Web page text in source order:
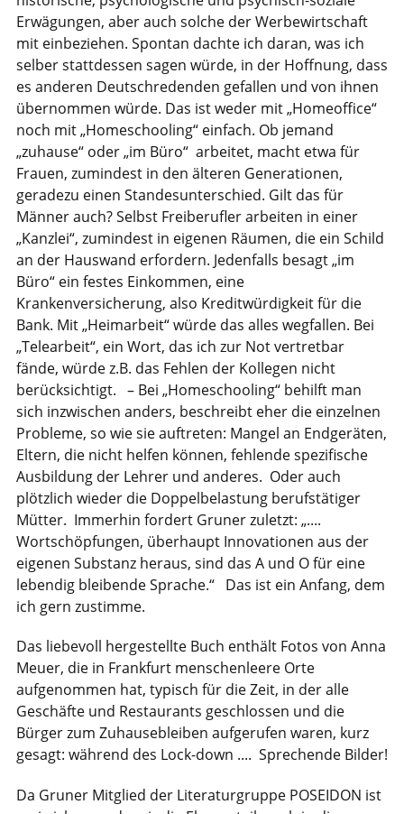
Erwägungen, aber auch solche der Werbewirtschaft
mit einbeziehen. Spontan dachte ich daran, was ich
selber stattdessen sagen würde, in der Hoffnung, dass
es anderen Deutschredenden gefallen und von ihnen
übernommen würde. Das ist weder mit „Homeoffice“
noch mit „Homeschooling“ einfach. Ob jemand
„zuhause“ oder „im Büro“ arbeitet, macht etwa für
Frauen, zumindest in den älteren Generationen,
geradezu einen Standesunterschied. Gilt das für
Männer auch? Selbst Freiberufler arbeiten in einer
„Kanzlei“, zumindest in eigenen Räumen, die ein Schild
an der Hauswand erfordern. Jedenfalls besagt „im
Büro“ ein festes Einkommen, eine
Krankenversicherung, also Kreditwürdigkeit für die
Bank. Mit „Heimarbeit“ würde das alles wegfallen. Bei
„Telearbeit“, ein Wort, das ich zur Not vertretbar
fände, würde z.B. das Fehlen der Kollegen nicht
berücksichtigt. – Bei „Homeschooling“ behilft man
sich inzwischen anders, beschreibt eher die einzelnen
Probleme, so wie sie auftreten: Mangel an Endgeräten,
Eltern, die nicht helfen können, fehlende spezifische
Ausbildung der Lehrer und anderes. Oder auch
plötzlich wieder die Doppelbelastung berufstätiger
Mütter. Immerhin fordert Gruner zuletzt: „....
Wortschöpfungen, überhaupt Innovationen aus der
eigenen Substanz heraus, sind das A und O für eine
lebendig bleibende Sprache.“ Das ist ein Anfang, dem
ich gern zustimme.
Das liebevoll hergestellte Buch enthält Fotos von Anna
Meuer, die in Frankfurt menschenleere Orte
aufgenommen hat, typisch für die Zeit, in der alle
Geschäfte und Restaurants geschlossen und die
Bürger zum Zuhausebleiben aufgerufen waren, kurz
gesagt: während des Lock-down .... Sprechende Bilder!
Da Gruner Mitglied der Literaturgruppe POSEIDON ist